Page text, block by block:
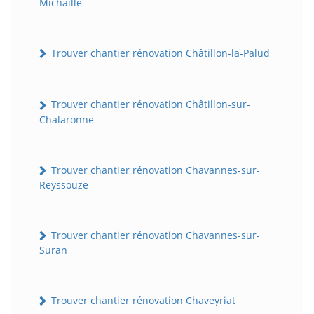
Trouver chantier rénovation Châtillon-la-Palud
Trouver chantier rénovation Châtillon-sur-
Chalaronne
Trouver chantier rénovation Chavannes-sur-
Reyssouze
Trouver chantier rénovation Chavannes-sur-
Suran
Trouver chantier rénovation Chaveyriat